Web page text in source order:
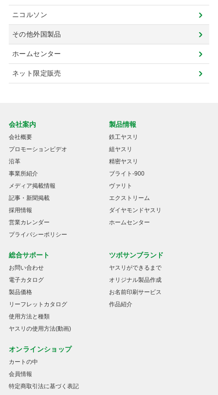
ニコルソン
その他外国製品
ホームセンター
ネット限定販売
会社案内
会社概要
プロモーションビデオ
沿革
事業所紹介
メディア掲載情報
記事・新聞掲載
採用情報
営業カレンダー
プライバシーポリシー
製品情報
鉄工ヤスリ
組ヤスリ
精密ヤスリ
ブライト-900
ヴァリト
エクストリーム
ダイヤモンドヤスリ
ホームセンター
総合サポート
お問い合わせ
電子カタログ
製品価格
リーフレットカタログ
使用方法と種類
ヤスリの使用方法(動画)
ツボサンブランド
ヤスリができるまで
オリジナル製品作成
お名前印刷サービス
作品紹介
オンラインショップ
カートの中
会員情報
特定商取引法に基づく表記